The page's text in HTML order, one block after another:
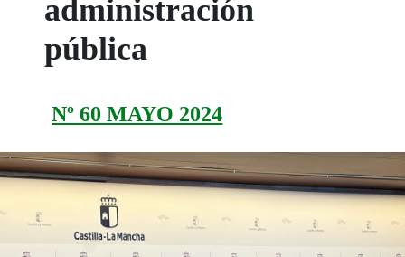
administración
pública
Nº 60 MAYO 2024